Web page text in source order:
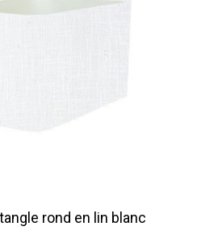
rond en lin blanc